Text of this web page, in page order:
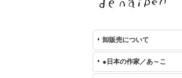
卸販売について
●日本の作家／あ～こ